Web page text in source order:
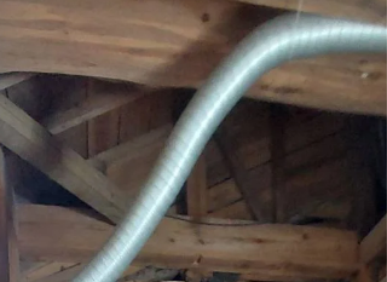
です！ ■広いトイレ空間だったこの場所を
解体し ■土台の補強、基礎づくりを徹底し
ている様子です。 目に見えなくなる構造部
分だからこそ、大切な工程です。 ■明るく
清潔感あふれる最新のシステムバス タカラ
スタンダードの大人気シリーズ「グランス
パ」が完成！ 心からリラックスできる特別
な空間が誕生しました。